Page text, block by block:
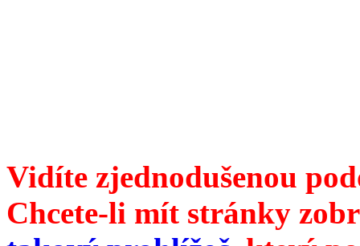
Vidíte zjednodušenou
Chcete-li mít stránky